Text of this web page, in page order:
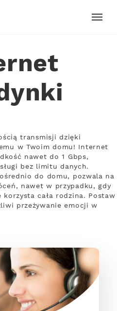
transmisji dzięki
w Twoim domu! Internet
nawet do 1 Gbps,
bez limitu danych.
do domu, pozwala na
nawet w przypadku, gdy
cała rodzina. Postaw
przeżywanie emocji w